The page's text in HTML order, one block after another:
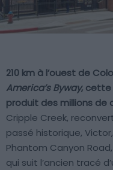
210 km à l’ouest de
America’s Byway, cette
produit des millions de
Cripple Creek,
passé historique,
Phantom Canyon
qui suit l’ancien tracé